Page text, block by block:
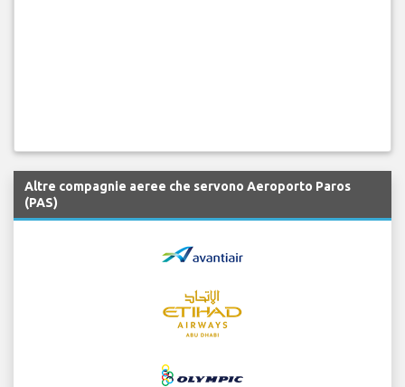
Altre compagnie aeree che servono Aeroporto Paros
(PAS)